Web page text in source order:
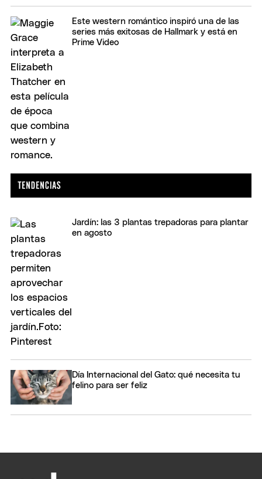
Este western romántico inspiró una de las
series más exitosas de Hallmark y está en
Prime Video
Jardín: las 3 plantas trepadoras para plantar
en agosto
Día Internacional del Gato: qué necesita tu
felino para ser feliz